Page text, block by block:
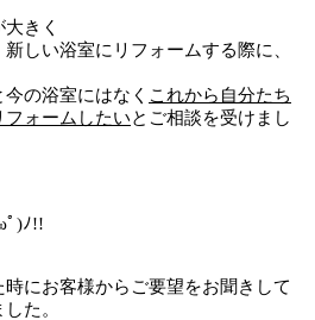
きく
しい浴室にリフォームする際に、
の浴室にはなく これから自分たち
ォームしたいとご相談を受けまし
ﾟ)ﾉ!!
にお客様からご要望をお聞きして
た。